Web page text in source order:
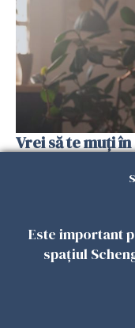
Vrei să te muți
Este important
spațiul